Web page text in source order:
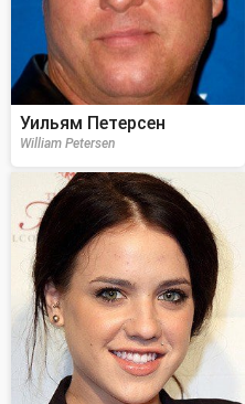
Уильям Петерсен
William Petersen